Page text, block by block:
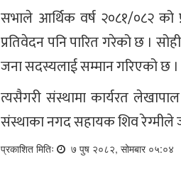
सभाले आर्थिक वर्ष २०८१/०८२
प्रतिवेदन पनि पारित गरेको छ ।
जना सदस्यलाई सम्मान गरिएको छ ।
त्यसैगरी संस्थामा कार्यरत
संस्थाका नगद सहायक शिव रेग्मीले
प्रकाशित मितिः ७ पुष २०८२, सोमबार ०५:०४